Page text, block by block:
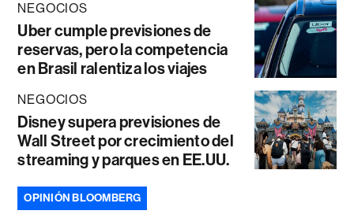
NEGOCIOS
Uber cumple previsiones de
reservas, pero la competencia
en Brasil ralentiza los viajes
NEGOCIOS
Disney supera previsiones de
Wall Street por crecimiento del
streaming y parques en EE.UU.
OPINIÓN BLOOMBERG